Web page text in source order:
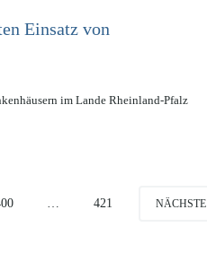
Einsatz von
im Lande Rheinland-Pfalz
… 421 NÄCHSTE